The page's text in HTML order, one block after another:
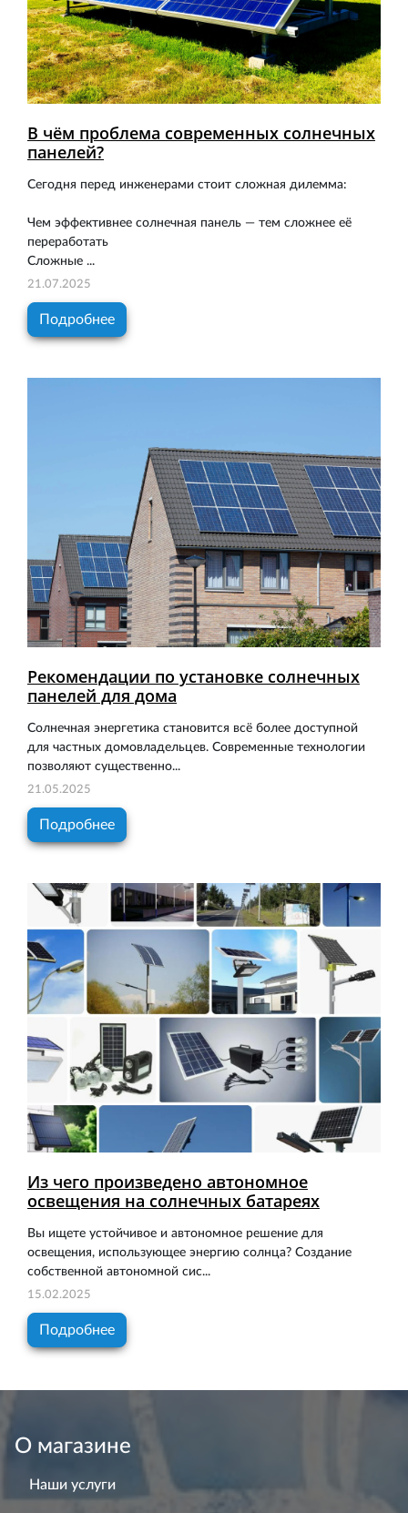
В чём проблема современных солнечных
панелей?
Сегодня перед инженерами стоит сложная дилемма:
Чем эффективнее солнечная панель — тем сложнее её
переработать
Сложные ...
21.07.2025
Подробнее
Рекомендации по установке солнечных
панелей для дома
Солнечная энергетика становится всё более доступной
для частных домовладельцев. Современные технологии
позволяют существенно...
21.05.2025
Подробнее
Из чего произведено автономное
освещения на солнечных батареях
Вы ищете устойчивое и автономное решение для
освещения, использующее энергию солнца? Создание
собственной автономной сис...
15.02.2025
Подробнее
О магазине
Наши услуги